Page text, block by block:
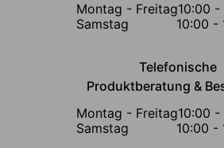
Montag - Freitag10:00 -
Samstag
10:00 -
Telefonische
Produktberatung &
Montag - Freitag10:00 -
Samstag
10:00 -